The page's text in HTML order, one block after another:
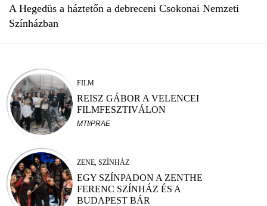
A Hegedüs a háztetőn a debreceni Csokonai Nemzeti
Színházban
FILM
REISZ GÁBOR A VELENCEI
FILMFESZTIVÁLON
MTI/PRAE
ZENE, SZÍNHÁZ
EGY SZÍNPADON A ZENTHE
FERENC SZÍNHÁZ ÉS A
BUDAPEST BÁR